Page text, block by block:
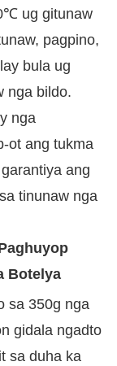
ug gitunaw
pagpino,
bula ug
nga bildo.
nga
ot ang tukma
ang
tinunaw nga
Botelya
sa 350g nga
gidala ngadto
sa duha ka